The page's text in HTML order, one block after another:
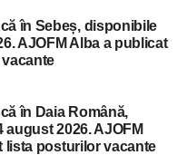
în Sebeș, disponibile
AJOFM Alba a publicat
în Daia Română,
2026. AJOFM
lista posturilor vacante